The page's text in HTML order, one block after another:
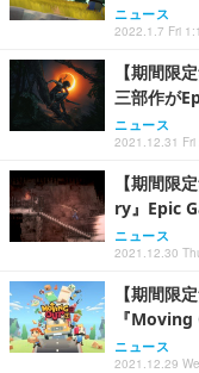
ニュース
2022.1.7 Fri
【期間限
三部作が
ニュース
2021.12.31 Fri
【期間限
ry』Epic
ニュース
2021.12.30
【期間限
『
ニュース
2021.12.29